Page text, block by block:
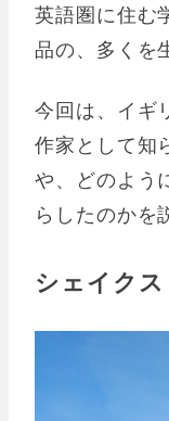
英語圏に住む
品の、多くを
今回は、イギ
作家として知
や、どのよう
らしたのかを
シェイク